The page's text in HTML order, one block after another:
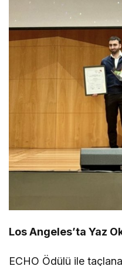
Los Angeles’ta Yaz
ECHO Ödülü ile